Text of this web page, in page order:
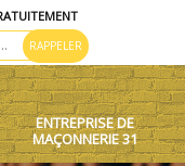
ENTREPRISE DE
MAÇONNERIE 31